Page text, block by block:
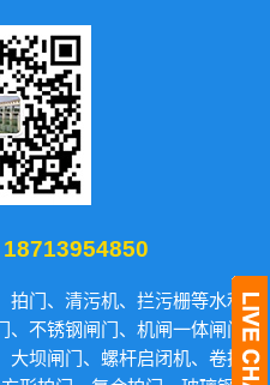
18713954850
拍门、清污机、拦污栅等水利机
不锈钢闸门、机闸一体闸门、
大坝闸门、螺杆启闭机、卷扬启